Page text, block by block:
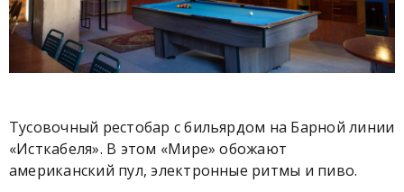
Тусовочный рестобар с бильярдом на Барной линии
«Исткабеля». В этом «Мире» обожают
американский пул, электронные ритмы и пиво.